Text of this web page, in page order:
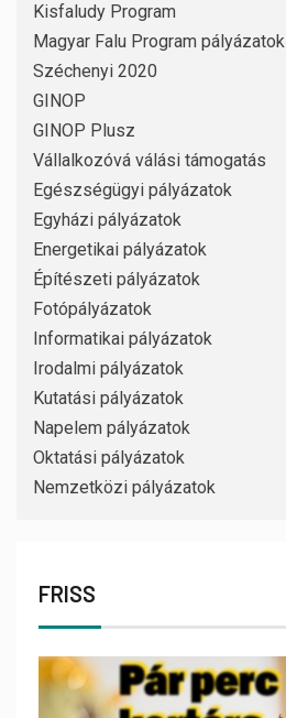
Kisfaludy Program
Magyar Falu Program pályázatok
Széchenyi 2020
GINOP
GINOP Plusz
Vállalkozóvá válási támogatás
Egészségügyi pályázatok
Egyházi pályázatok
Energetikai pályázatok
Építészeti pályázatok
Fotópályázatok
Informatikai pályázatok
Irodalmi pályázatok
Kutatási pályázatok
Napelem pályázatok
Oktatási pályázatok
Nemzetközi pályázatok
FRISS